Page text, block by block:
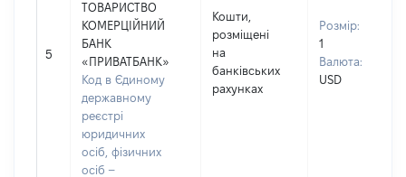
5
ТОВАРИСТВО
КОМЕРЦІЙНИЙ
БАНК
«ПРИВАТБАНК»
Код в Єдиному
державному
реєстрі
юридичних
осіб, фізичних
осіб –
Кошти,
розміщені
на
банківських
рахунках
Розмір:
1
Валюта:
USD